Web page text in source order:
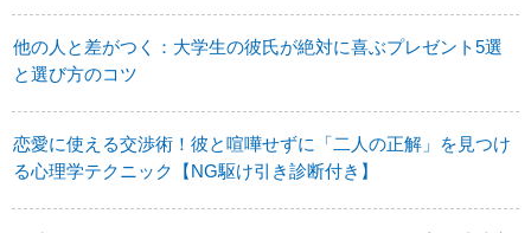
他の人と差がつく：大学生の彼氏が絶対に喜ぶプレゼント5選
と選び方のコツ
恋愛に使える交渉術！彼と喧嘩せずに「二人の正解」を見つけ
る心理学テクニック【NG駆け引き診断付き】